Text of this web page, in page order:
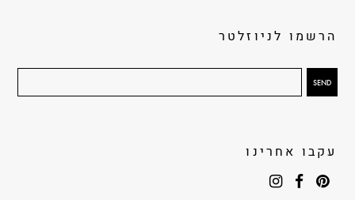
הרשמו לניוזלטר
עקבו אחרינו